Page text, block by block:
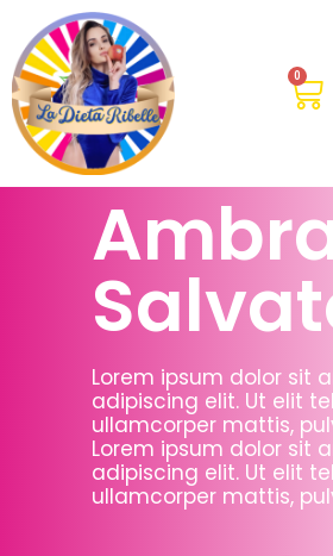
0
Lorem ipsum dolor sit
adipiscing elit. Ut elit
ullamcorper mattis,
Lorem ipsum dolor sit
adipiscing elit. Ut elit
ullamcorper mattis,